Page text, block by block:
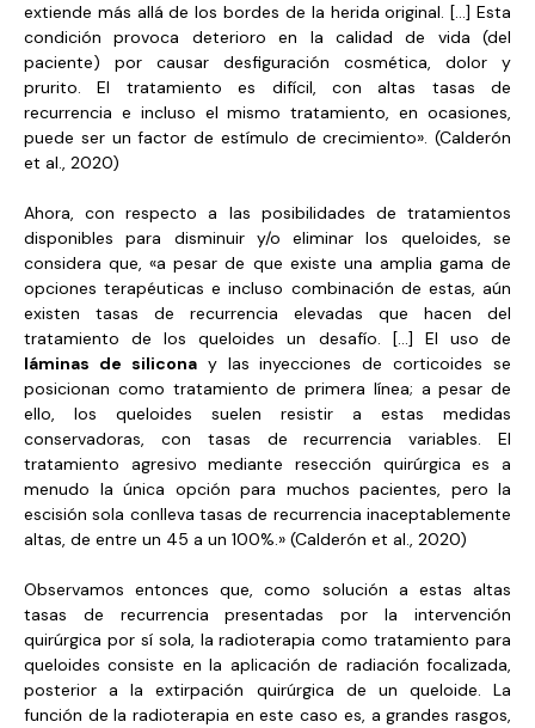
extiende más allá de los bordes de la herida original. […] Esta
condición provoca deterioro en la calidad de vida (del
paciente) por causar desfiguración cosmética, dolor y
prurito. El tratamiento es difícil, con altas tasas de
recurrencia e incluso el mismo tratamiento, en ocasiones,
puede ser un factor de estímulo de crecimiento». (Calderón
et al., 2020)
Ahora, con respecto a las posibilidades de tratamientos
disponibles para disminuir y/o eliminar los queloides, se
considera que, «a pesar de que existe una amplia gama de
opciones terapéuticas e incluso combinación de estas, aún
existen tasas de recurrencia elevadas que hacen del
tratamiento de los queloides un desafío. […] El uso de
láminas de siliconay las inyecciones de corticoides se
posicionan como tratamiento de primera línea; a pesar de
ello, los queloides suelen resistir a estas medidas
conservadoras, con tasas de recurrencia variables. El
tratamiento agresivo mediante resección quirúrgica es a
menudo la única opción para muchos pacientes, pero la
escisión sola conlleva tasas de recurrencia inaceptablemente
altas, de entre un 45 a un 100%.» (Calderón et al., 2020)
Observamos entonces que, como solución a estas altas
tasas de recurrencia presentadas por la intervención
quirúrgica por sí sola, la radioterapia como tratamiento para
queloides consiste en la aplicación de radiación focalizada,
posterior a la extirpación quirúrgica de un queloide. La
función de la radioterapia en este caso es, a grandes rasgos,